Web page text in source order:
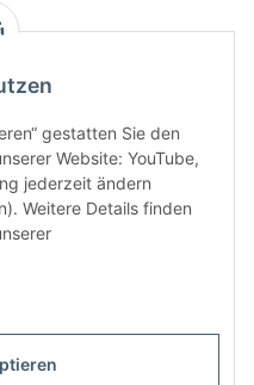
ein Ladengeschäft in Hütten:
gestatten Sie den
Website: YouTube,
jederzeit ändern
Weitere Details finden